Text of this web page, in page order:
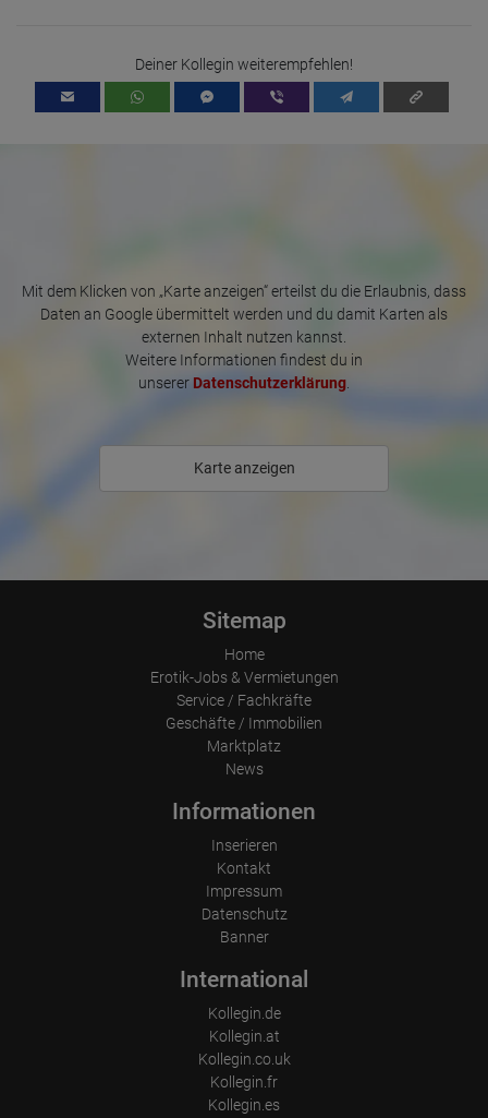
oder beim Geld verdienen-bei uns sind die Damen Gäste und werden
auch so behandelt!!!
Wir freuen uns auf deinen Besuch im Chalet Linz!
Deiner Kollegin weiterempfehlen!
Mit dem Klicken von „Karte anzeigen“ erteilst du die Erlaubnis, dass
Daten an Google übermittelt werden und du damit Karten als
externen Inhalt nutzen kannst.
Weitere Informationen findest du in
unserer Datenschutzerklärung
Karte anzeigen
Sitemap
Home
Erotik-Jobs & Vermietungen
Service / Fachkräfte
Geschäfte / Immobilien
Marktplatz
News
Informationen
Inserieren
Kontakt
Impressum
Datenschutz
Banner
International
Kollegin.de
Kollegin.at
Kollegin.co.uk
Kollegin.fr
Kollegin.es